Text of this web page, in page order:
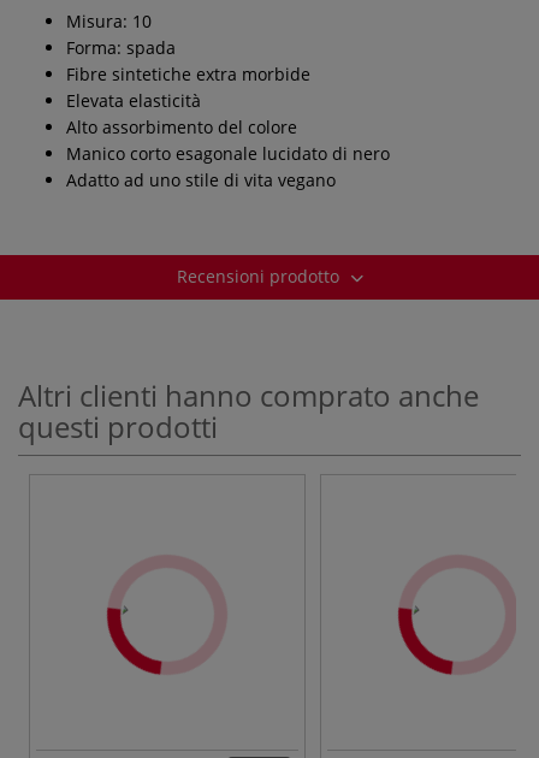
Misura: 10
Forma: spada
Fibre sintetiche extra morbide
Elevata elasticità
Alto assorbimento del colore
Manico corto esagonale lucidato di nero
Adatto ad uno stile di vita vegano
Recensioni prodotto
Altri clienti hanno comprato anche
questi prodotti